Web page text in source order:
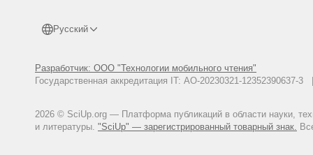
Русский
Разработчик: ООО "Технологии мобильного чтения"
Государственная аккредитация IT: АО-20230321-
2026 © SciUp.org — Платформа публикаций в области науки,
и литературы. "SciUp" — зарегистрированный товарный знак.